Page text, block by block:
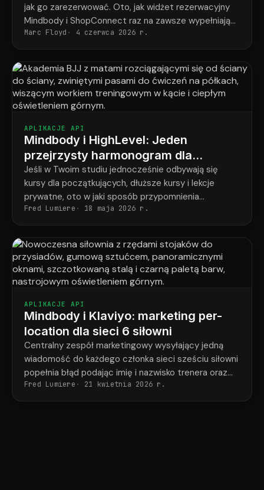
jak go zarezerwować. Oto, jak widżet rezerwacyjny
Mindbody i ShopConnect raz na zawsze wypełniają
tę lukę.
Marc Floyd 4 czerwca 2026 r.
APLIKACJE API
Mindbody i HighLevel: Jeden
przejrzysty harmonogram dla
każdego studenta w każdym
programie
Jeśli w Twoim studiu jednocześnie odbywają się
kursy dla początkujących, dłuższe kursy i lekcje
prywatne, oto w jaki sposób przypomnienia
ostatecznie odpowiadają temu, co faktycznie
zarezerwował każdy uczeń.
Fred Lumiere 18 maja 2026 r.
APLIKACJE API
Mindbody i Klaviyo: marketing per-
location dla sieci 6 siłowni
Centralny zespół marketingowy wysyłający jedną
wiadomość do każdego członka sieci sześciu siłowni
popełnia błąd podając imię i nazwisko trenera oraz
adres siłowni w połowie przypadków.
Fred Lumiere 21 kwietnia 2026 r.